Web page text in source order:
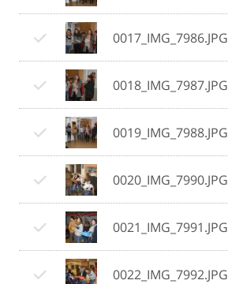
0017_IMG_7986.JPG
0018_IMG_7987.JPG
0019_IMG_7988.JPG
0020_IMG_7990.JPG
0021_IMG_7991.JPG
0022_IMG_7992.JPG